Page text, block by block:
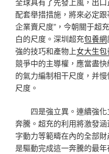
配套舉措措施，將來必定
企業賣尺度”，今朝關于超
白的尺度。深圳超充包養網
強的技巧和產物上女大生
競爭中的主導權，應當盡
的氣力編制相干尺度，并
尺度。
四是強立異。連續強
奔騰。超充的利用將激發
字動力等範疇在內的全部
是驅動完成這一奔騰的最